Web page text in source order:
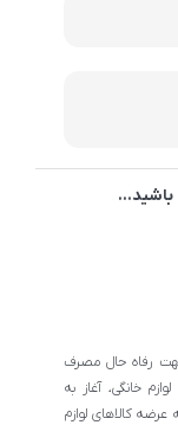
باشید...
رفاه حال مصرف
لوازم خانگی، آغاز به
کالاهای لوازم